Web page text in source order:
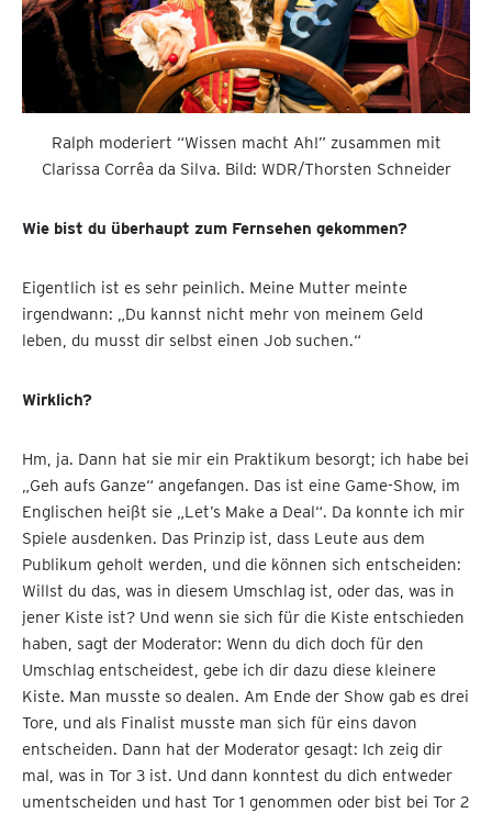
Ralph moderiert “Wissen macht Ah!” zusammen mit
Clarissa Corrêa da Silva. Bild: WDR/Thorsten Schneider
Wie bist du überhaupt zum Fernsehen gekommen?
Eigentlich ist es sehr peinlich. Meine Mutter meinte
irgendwann: „Du kannst nicht mehr von meinem Geld
leben, du musst dir selbst einen Job suchen.“
Wirklich?
Hm, ja. Dann hat sie mir ein Praktikum besorgt; ich habe bei
„Geh aufs Ganze“ angefangen. Das ist eine Game-Show, im
Englischen heißt sie „Let’s Make a Deal“. Da konnte ich mir
Spiele ausdenken. Das Prinzip ist, dass Leute aus dem
Publikum geholt werden, und die können sich entscheiden:
Willst du das, was in diesem Umschlag ist, oder das, was in
jener Kiste ist? Und wenn sie sich für die Kiste entschieden
haben, sagt der Moderator: Wenn du dich doch für den
Umschlag entscheidest, gebe ich dir dazu diese kleinere
Kiste. Man musste so dealen. Am Ende der Show gab es drei
Tore, und als Finalist musste man sich für eins davon
entscheiden. Dann hat der Moderator gesagt: Ich zeig dir
mal, was in Tor 3 ist. Und dann konntest du dich entweder
umentscheiden und hast Tor 1 genommen oder bist bei Tor 2